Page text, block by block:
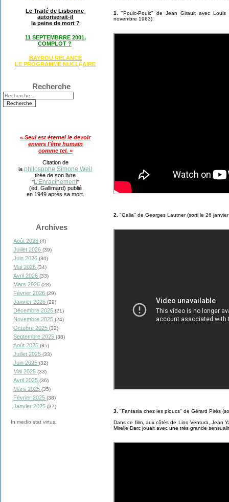
Le Traité de Lisbonne
autoriserait-il
la peine de mort ?
11 SEPTEMBRRE 2001,
COMPLOT ?
BAYROU RELANCE
LE PROGRAMME NUCLÉAIRE
Recherche
« Seul est éternel le devoir
envers l'être humain
comme tel. »
Citation de
laphilosophe Simone Weil
tirée de son livre
"L'Enracinement"
(éd. Gallimard) publié
en 1949 après sa mort.
Archives
Août 2026 (4)
Juillet 2026 (39)
Juin 2026 (30)
Mai 2026 (34)
Avril 2026 (33)
Mars 2026 (28)
Février 2026 (29)
Janvier 2026 (29)
Décembre 2025 (21)
Novembre 2025 (24)
Octobre 2025 (32)
Septembre 2025 (38)
Août 2025 (35)
Juillet 2025 (33)
Juin 2025 (32)
Mai 2025 (33)
Avril 2025 (36)
Mars 2025 (35)
Février 2025 (38)
Janvier 2025 (37)
In medio stat virtus.
1.
"Pouic-Pouic" de Jean Girault avec
novembre 1963).
2. "Galia" de Georges Lautner (sorti le 26
3. "Fantasia chez les ploucs" de Gérard Pirès
Dans ce film, aux côtés de Lino Ventura, Jean
Mirelle Darc jouait avec une très grande